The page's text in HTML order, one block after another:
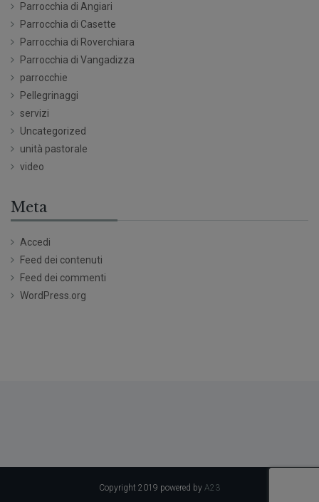
Parrocchia di Angiari
Parrocchia di Casette
Parrocchia di Roverchiara
Parrocchia di Vangadizza
parrocchie
Pellegrinaggi
servizi
Uncategorized
unità pastorale
video
Meta
Accedi
Feed dei contenuti
Feed dei commenti
WordPress.org
Copyright 2019 powered by A23